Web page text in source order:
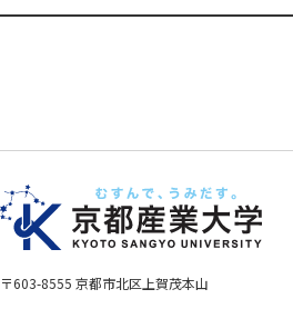
〒603-8555 京都市北区上賀茂本山